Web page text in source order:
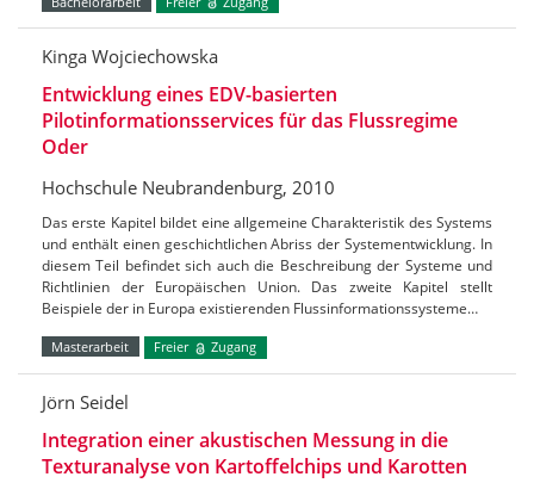
Kinga Wojciechowska
Entwicklung eines EDV-basierten
Pilotinformationsservices für das Flussregime
Oder
Hochschule Neubrandenburg, 2010
Das erste Kapitel bildet eine allgemeine Charakteristik des Systems
und enthält einen geschichtlichen Abriss der Systementwicklung. In
diesem Teil befindet sich auch die Beschreibung der Systeme und
Richtlinien der Europäischen Union. Das zweite Kapitel stellt
Beispiele der in Europa existierenden Flussinformationssysteme…
Masterarbeit Freier Zugang
Jörn Seidel
Integration einer akustischen Messung in die
Texturanalyse von Kartoffelchips und Karotten